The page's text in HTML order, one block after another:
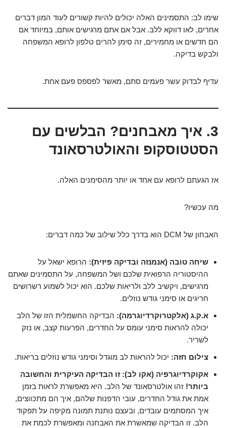
שימו לב: התסמינים האלה יכולים להיות קשורים לעוד המון דברים
אחרים, לאו דווקא ללב. אבל אם אתם מרגישים אותם, במיוחד אם
הם חדשים או מחמירים, זה סימן להרים טלפון לרופא המשפחה
ולבקש בדיקה.
עדיף לבדוק עשר פעמים סתם, מאשר לפספס פעם אחת.
3. איך מאבחנים? הבלשים עם
הסטטוסקופ והאולטרסאונד
אז הגעתם לרופא עם אחד או יותר מהסימנים האלה.
מה עכשיו?
האבחון של DCM הוא בדרך כלל שילוב של כמה דברים:
שיחה טובה (אנמנזה ובדיקה פיזית): הרופא ישאל על
ההיסטוריה הרפואית שלכם ושל המשפחה, על התסמינים שאתם
מרגישים, ויקשיב ללב ולריאות שלכם. הוא יכול לשמוע רשרושים
חריגים או סימני גודש נוזלים.
א.ק.ג (אלקטרוקרדיוגרמה): הבדיקה החשמלית הזו של הלב
יכולה להראות סימני עומס על החדרים, הפרעות קצב, או נזק
לשריר.
צילום חזה: יכול להראות לב מוגדל וסימני גודש נוזלים בריאות.
אקוקרדיוגרפיה (אקו לב): זו הבדיקה העיקרית והחשובה
ביותר! זהו אולטרסאונד של הלב. היא מאפשרת לראות בזמן
אמת את גודל החדרים, עובי הדפנות שלהם, איך הם מתכווצים,
איך המסתמים עובדים, ובעצם נותנת תמונה מקיפה על תפקוד
הלב. זו הבדיקה שמאשרת את האבחנה ומאפשרת לכמת את